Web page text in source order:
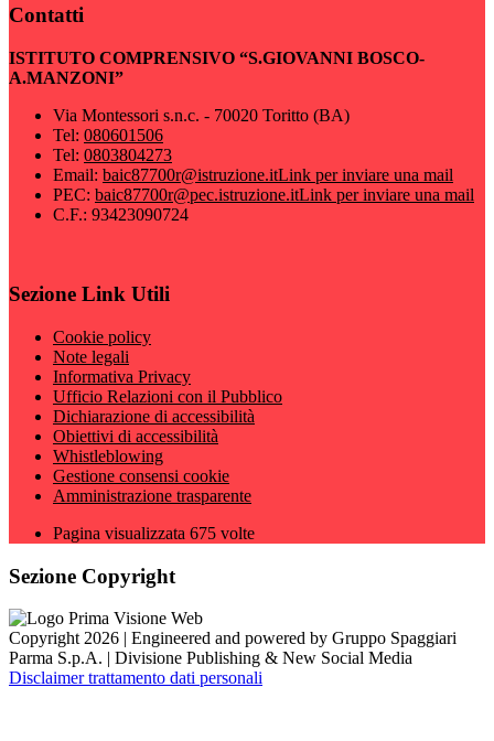
Contatti
ISTITUTO COMPRENSIVO “S.GIOVANNI BOSCO-
A.MANZONI”
Via Montessori s.n.c. - 70020 Toritto (BA)
Tel: 080601506
Tel: 0803804273
Email: baic87700r@istruzione.itLink per inviare una mail
PEC: baic87700r@pec.istruzione.itLink per inviare una mail
C.F.: 93423090724
Sezione Link Utili
Cookie policy
Note legali
Informativa Privacy
Ufficio Relazioni con il Pubblico
Dichiarazione di accessibilità
Obiettivi di accessibilità
Whistleblowing
Gestione consensi cookie
Amministrazione trasparente
Pagina visualizzata 675 volte
Sezione Copyright
Copyright 2026 | Engineered and powered by Gruppo Spaggiari
Parma S.p.A. | Divisione Publishing & New Social Media
Disclaimer trattamento dati personali